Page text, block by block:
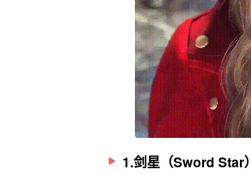
1.剑星（Sword Star）